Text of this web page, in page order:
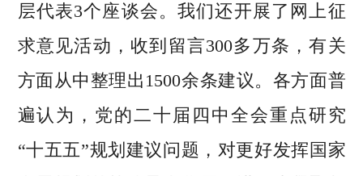
层代表3个座谈会。我们还开展了网上征
求意见活动，收到留言300多万条，有关
方面从中整理出1500余条建议。各方面普
遍认为，党的二十届四中全会重点研究
“十五五”规划建议问题，对更好发挥国家